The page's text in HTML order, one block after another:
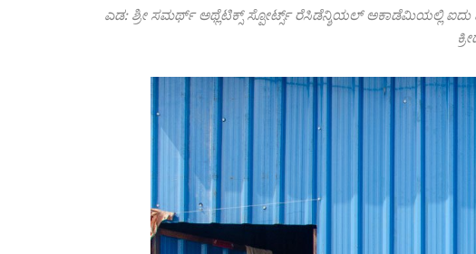
ಎಡ: ಶ್ರೀ ಸಮರ್ಥ್ ಅಥ್ಲೆಟಿಕ್ಸ್ ಸ್ಪೋರ್ಟ್ಸ್ ರೆಸಿಡೆನ್ಶಿಯಲ್ ಅಕಾಡೆಮಿಯಲ್ಲಿ ಐದು